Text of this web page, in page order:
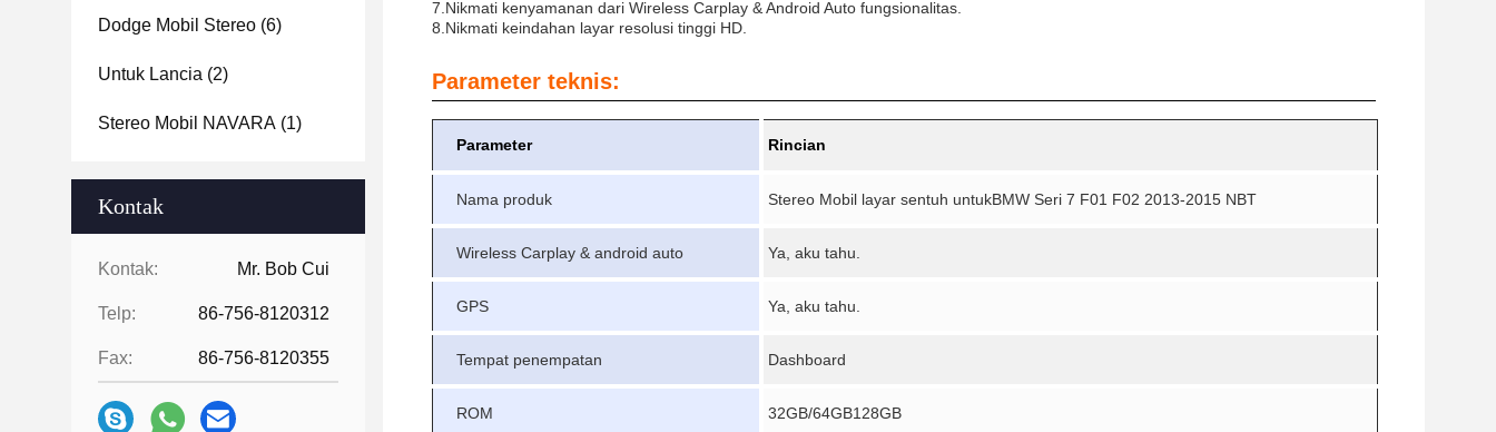
Dodge Mobil Stereo (6)
Untuk Lancia (2)
Stereo Mobil NAVARA (1)
Kontak
Kontak: Mr. Bob Cui
Telp: 86-756-8120312
Fax: 86-756-8120355
7. Nikmati kenyamanan dari Wireless Carplay & Android Auto fungsionalitas.
8. Nikmati keindahan layar resolusi tinggi HD.
Parameter teknis:
Parameter Rincian
Nama produk Stereo Mobil layar sentuh untukBMW Seri 7 F01 F02 2013-2015 NBT
Wireless Carplay & android auto Ya, aku tahu.
GPS Ya, aku tahu.
Tempat penempatan Dashboard
ROM 32GB/64GB128GB